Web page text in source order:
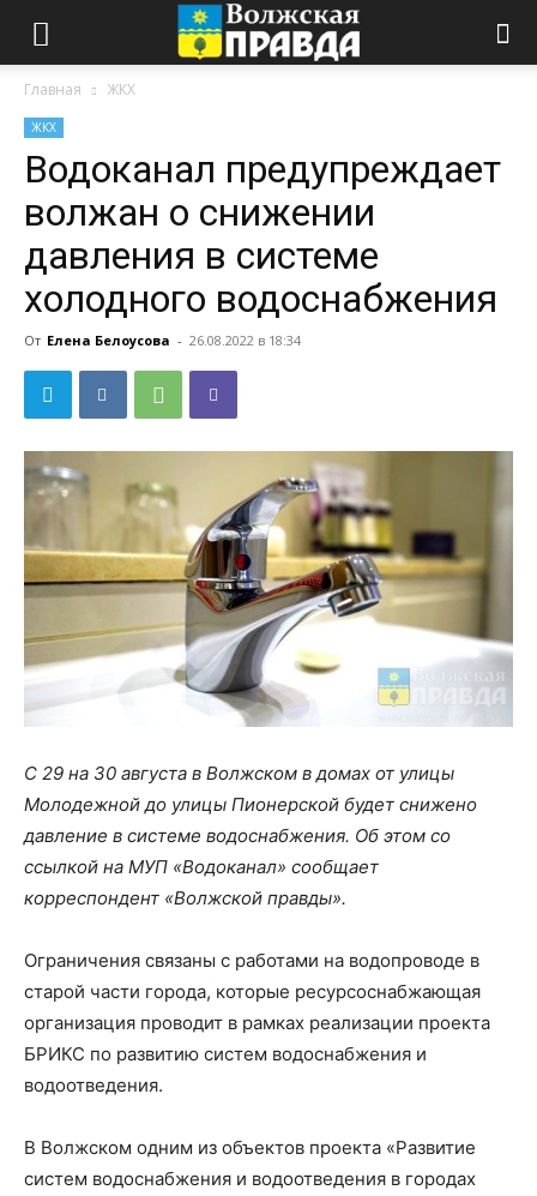
Главная ЖКХ
ЖКХ
Водоканал предупреждает
волжан о снижении
давления в системе
холодного водоснабжения
От Елена Белоусова - 26.08.2022 в 18:34
С 29 на 30 августа в Волжском в домах от улицы
Молодежной до улицы Пионерской будет снижено
давление в системе водоснабжения. Об этом со
ссылкой на МУП «Водоканал» сообщает
корреспондент «Волжской правды».
Ограничения связаны с работами на водопроводе в
старой части города, которые ресурсоснабжающая
организация проводит в рамках реализации проекта
БРИКС по развитию систем водоснабжения и
водоотведения.
В Волжском одним из объектов проекта «Развитие
систем водоснабжения и водоотведения в городах